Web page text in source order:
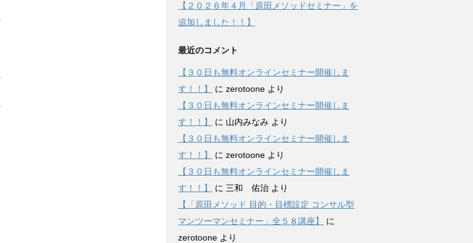
【２０２６年４月「原田メソッドセミナー」を
追加しました！！】
最近のコメント
【３０日も無料オンラインセミナー開催しま
す！！】
に zerotoone より
【３０日も無料オンラインセミナー開催しま
す！！】
に 山内みなみ より
【３０日も無料オンラインセミナー開催しま
す！！】
に zerotoone より
【３０日も無料オンラインセミナー開催しま
す！！】
に 三和 佑治 より
【「原田メソッド 目的・目標設定 コンサル型
マンツーマンセミナー」全５８講座】
に
zerotoone より